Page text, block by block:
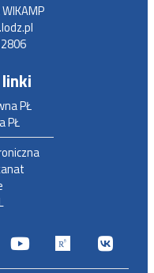
PŁ
PŁ
Youtube